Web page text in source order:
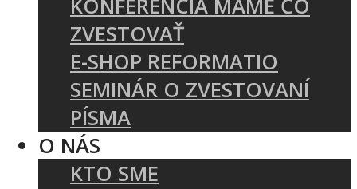
KONFERENCIA MÁME ČO
ZVESTOVAŤ
E-SHOP REFORMATIO
SEMINÁR O ZVESTOVANÍ
PÍSMA
O NÁS
KTO SME